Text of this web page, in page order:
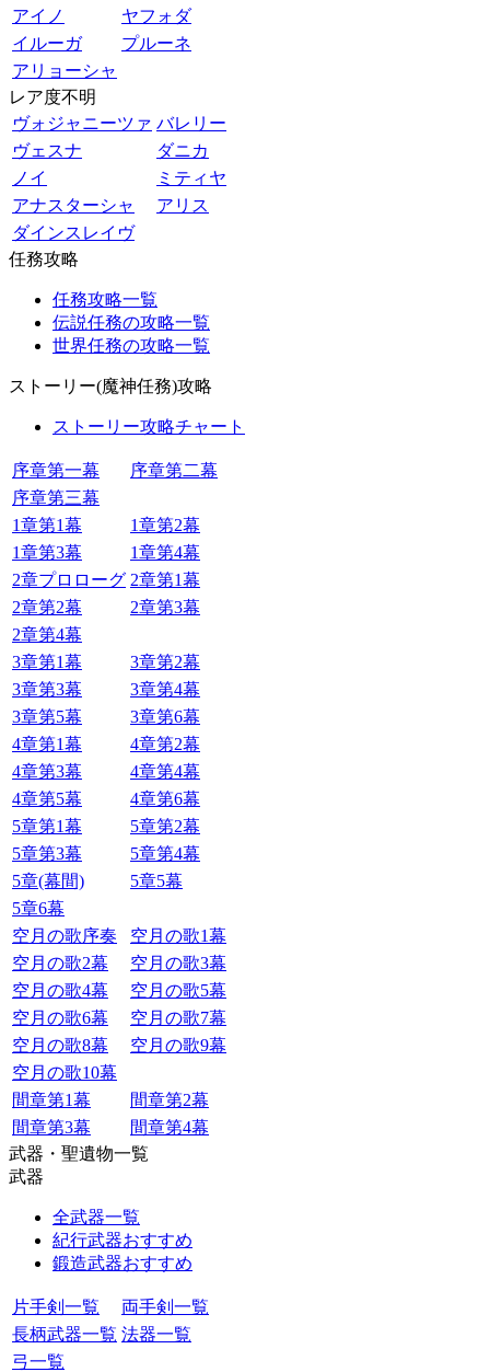
アイノ
ヤフォダ
イルーガ
プルーネ
アリョーシャ
レア度不明
ヴォジャニーツァ バレリー
ヴェスナ
ダニカ
ノイ
ミティヤ
アナスターシャ
アリス
ダインスレイヴ
任務攻略
任務攻略一覧
伝説任務の攻略一覧
世界任務の攻略一覧
ストーリー(魔神任務)攻略
ストーリー攻略チャート
序章第一幕
序章第二幕
序章第三幕
1章第1幕
1章第2幕
1章第3幕
1章第4幕
2章プロローグ 2章第1幕
2章第2幕
2章第3幕
2章第4幕
3章第1幕
3章第2幕
3章第3幕
3章第4幕
3章第5幕
3章第6幕
4章第1幕
4章第2幕
4章第3幕
4章第4幕
4章第5幕
4章第6幕
5章第1幕
5章第2幕
5章第3幕
5章第4幕
5章(幕間)
5章5幕
5章6幕
空月の歌序奏
空月の歌1幕
空月の歌2幕
空月の歌3幕
空月の歌4幕
空月の歌5幕
空月の歌6幕
空月の歌7幕
空月の歌8幕
空月の歌9幕
空月の歌10幕
間章第1幕
間章第2幕
間章第3幕
間章第4幕
武器・聖遺物一覧
武器
全武器一覧
紀行武器おすすめ
鍛造武器おすすめ
片手剣一覧
両手剣一覧
長柄武器一覧 法器一覧
弓一覧